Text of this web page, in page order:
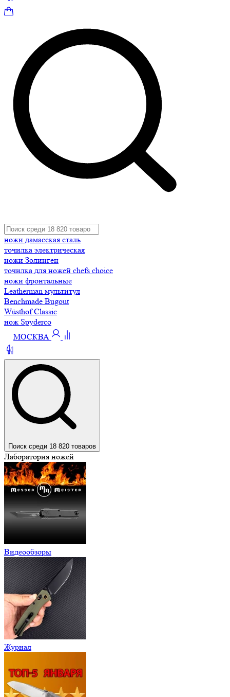
ножи дамасская сталь
точилка электрическая
ножи Золинген
точилка для ножей chefs choice
ножи фронтальные
Leatherman мультитул
Benchmade Bugout
Wüsthof Classic
нож Spyderco
МОСКВА
Поиск среди 18 820 товаров
Лаборатория ножей
Видеообзоры
Журнал